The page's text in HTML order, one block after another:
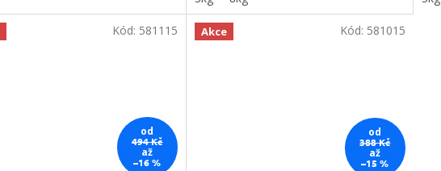
od
494 Kč
až
–16 %
Kód: 581115 Akce
od
388 Kč
až
–15 %
Kód: 581015